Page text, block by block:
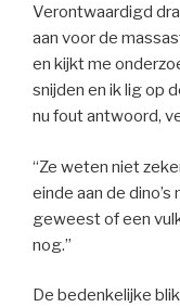
Verontwaardigd
aan voor de
en kijkt me
snijden en ik lig op
nu fout antwoord,
“Ze weten niet
einde aan de
geweest of een
nog.”
De bedenkelijke